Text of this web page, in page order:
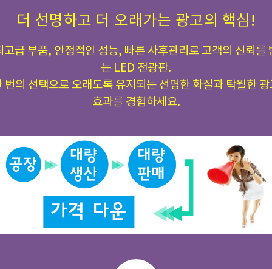
더 선명하고 더 오래가는 광고의 핵심!
고급 부품, 안정적인 성능, 빠른 사후관리로 고객의 신뢰를
는 LED 전광판.
번의 선택으로 오래도록 유지되는 선명한 화질과 탁월한
효과를 경험하세요.